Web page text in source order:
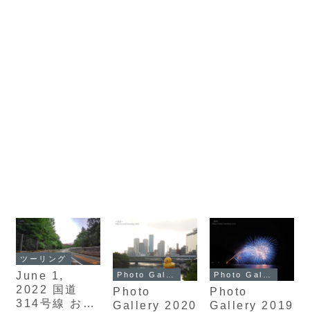
ツーリング
June 1,
2022 国道
314号線 おろ
Photo
Gallery 2020
Photo
Gallery 2019